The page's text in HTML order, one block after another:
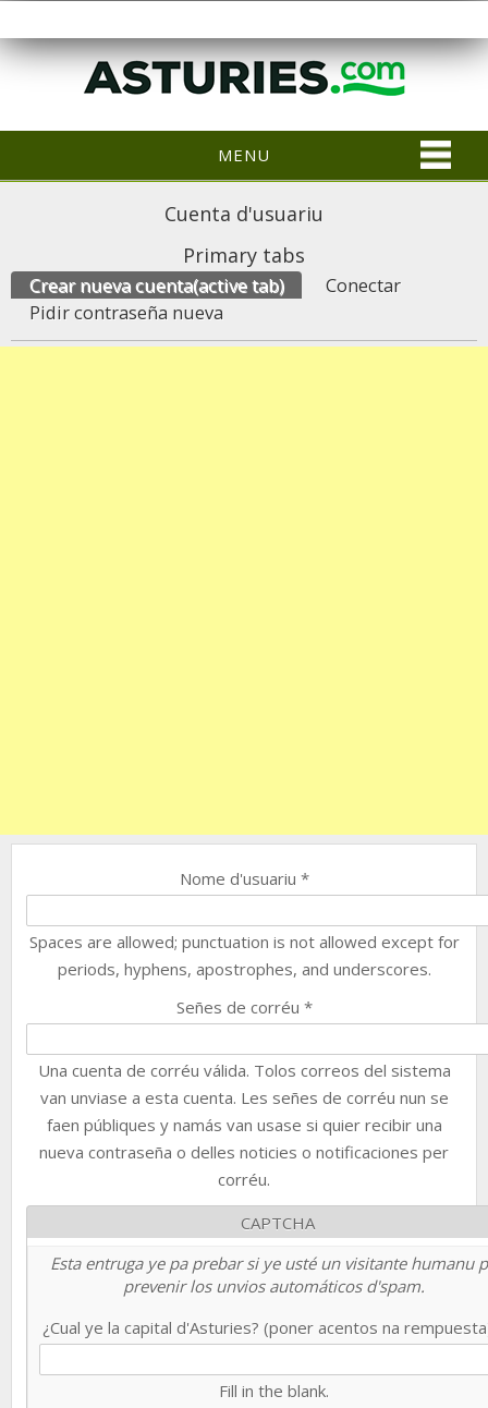
MENU
Cuenta d'usuariu
Primary tabs
Crear nueva cuenta(active tab)
Conectar
Pidir contraseña nueva
Nome d'usuariu *
Spaces are allowed; punctuation is not allowed except for
periods, hyphens, apostrophes, and underscores.
Señes de corréu *
Una cuenta de corréu válida. Tolos correos del sistema
van unviase a esta cuenta. Les señes de corréu nun se
faen públiques y namás van usase si quier recibir una
nueva contraseña o delles noticies o notificaciones per
corréu.
CAPTCHA
Esta entruga ye pa prebar si ye usté un visitante humanu
prevenir los unvios automáticos d'spam.
¿Cual ye la capital d'Asturies? (poner acentos na
Fill in the blank.